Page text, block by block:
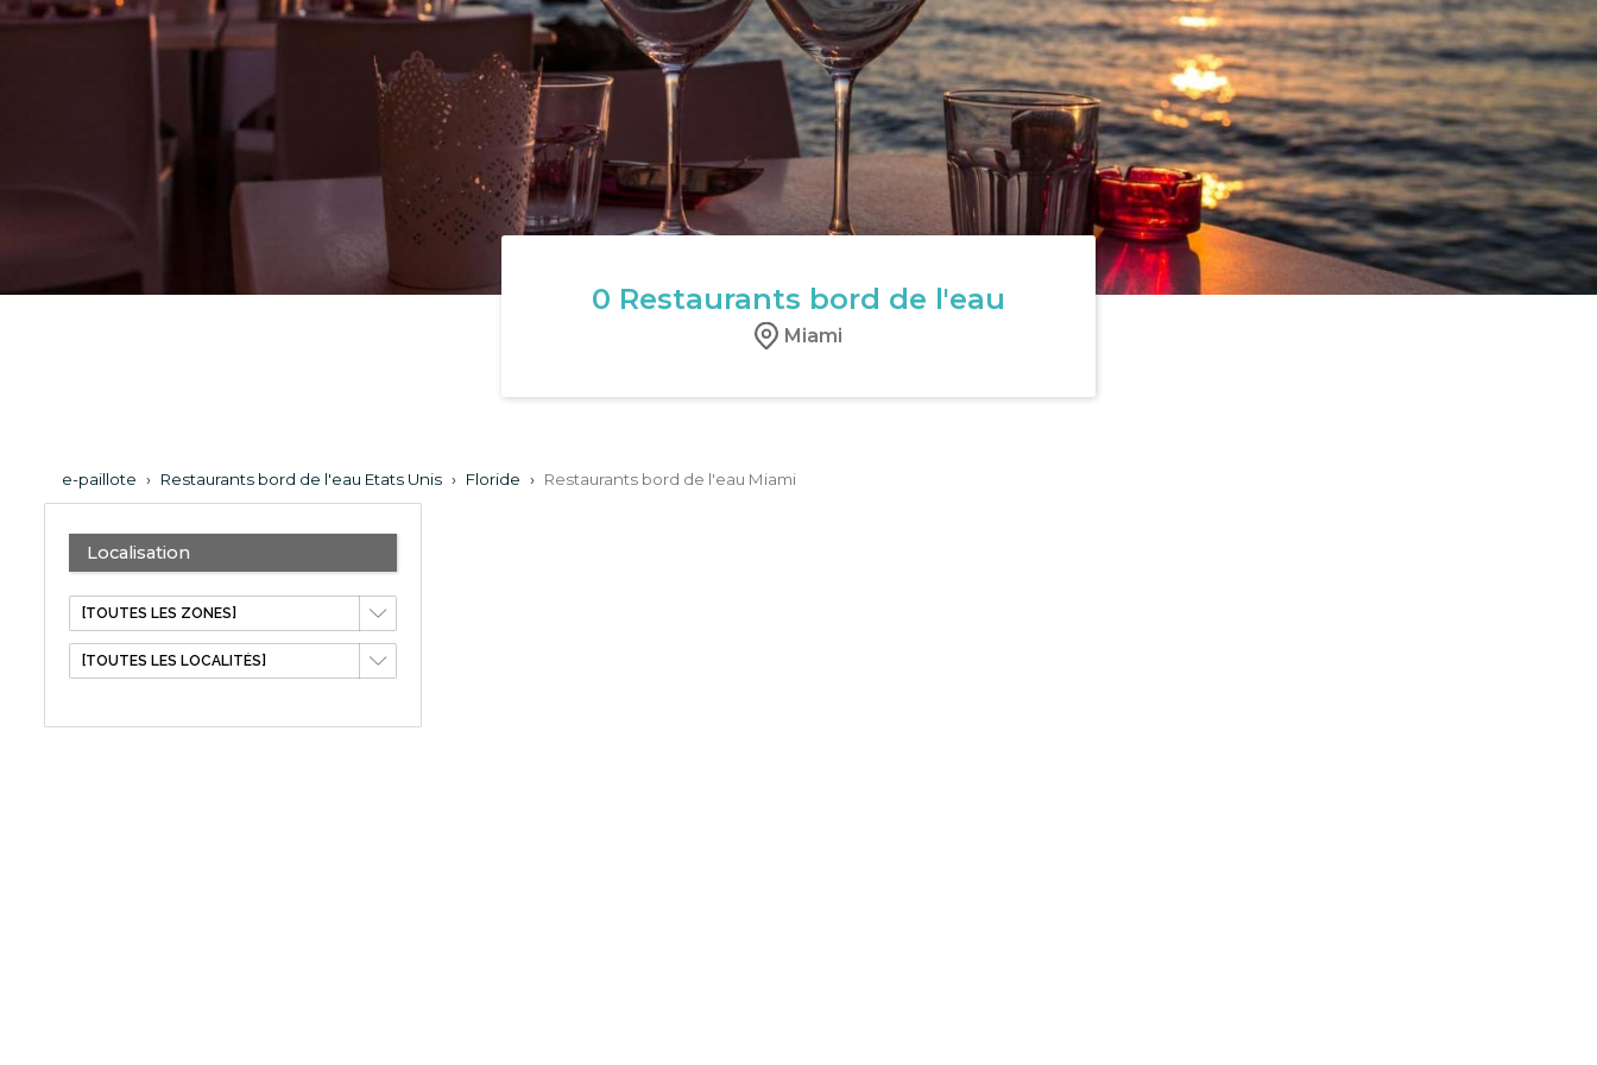
0 Restaurants bord de l'eau
Miami
e-paillote › Restaurants bord de l'eau Etats Unis › Floride › Restaurants bord de l'eau Miami
Localisation